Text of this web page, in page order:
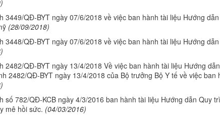
3449/QĐ-BYT ngày 07/6/2018 về việc ban hành tài liệu Hướng
(28/09/2018)
3448/QĐ-BYT ngày 07/6/2018 về việc ban hành tài liệu Hướng
2482/QĐ-BYT ngày 13/4/2018 Về việc ban hành tài liệu Hướng
2482/QĐ-BYT ngày 13/4/2018 của Bộ trưởng Bộ Y tế về việc
số 782/QĐ-KCB ngày 4/3/2016 ban hành tài liệu Hướng dẫn Quy
mê hồi sức. (04/03/2016)